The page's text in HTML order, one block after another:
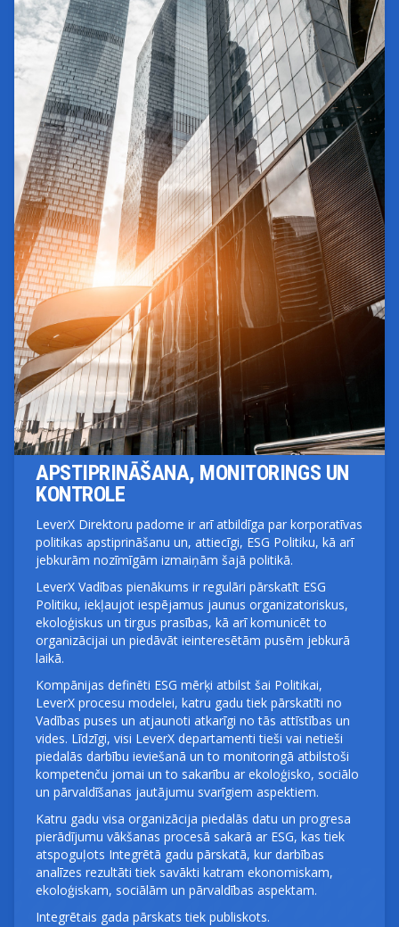
APSTIPRINĀŠANA, MONITORINGS UN
KONTROLE
LeverX Direktoru padome ir arī atbildīga par korporatīvas
politikas apstiprināšanu un, attiecīgi, ESG Politiku, kā arī
jebkurām nozīmīgām izmaiņām šajā politikā.
LeverX Vadības pienākums ir regulāri pārskatīt ESG
Politiku, iekļaujot iespējamus jaunus organizatoriskus,
ekoloģiskus un tirgus prasības, kā arī komunicēt to
organizācijai un piedāvāt ieinteresētām pusēm jebkurā
laikā.
Kompānijas definēti ESG mērķi atbilst šai Politikai,
LeverX procesu modelei, katru gadu tiek pārskatīti no
Vadības puses un atjaunoti atkarīgi no tās attīstības un
vides. Līdzīgi, visi LeverX departamenti tieši vai netieši
piedalās darbību ieviešanā un to monitoringā atbilstoši
kompetenču jomai un to sakarību ar ekoloģisko, sociālo
un pārvaldīšanas jautājumu svarīgiem aspektiem.
Katru gadu visa organizācija piedalās datu un progresa
pierādījumu vākšanas procesā sakarā ar ESG, kas tiek
atspoguļots Integrētā gadu pārskatā, kur darbības
analīzes rezultāti tiek savākti katram ekonomiskam,
ekoloģiskam, sociālām un pārvaldības aspektam.
Integrētais gada pārskats tiek publiskots.